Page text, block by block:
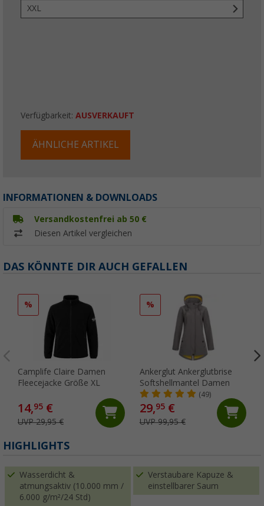
XXL
Verfügbarkeit: AUSVERKAUFT
ÄHNLICHE ARTIKEL
INFORMATIONEN & DOWNLOADS
Versandkostenfrei ab 50 €
Diesen Artikel vergleichen
DAS KÖNNTE DIR AUCH GEFALLEN
%
Camplife Claire Damen
Fleecejacke Größe XL
14,95 €
UVP 29,95 €
%
Ankerglut Ankerglutbrise
Softshellmantel Damen
(49)
29,95€
UVP 99,95 €
HIGHLIGHTS
Wasserdicht &
atmungsaktiv (10.000 mm /
6.000 g/m²/24 Std)
Verstaubare Kapuze &
einstellbarer Saum